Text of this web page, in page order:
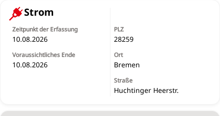
Strom
10.08.2026
10.08.2026
28259
Bremen
Huchtinger Heerstr.